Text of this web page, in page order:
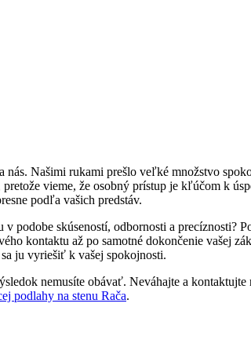
nás. Našimi rukami prešlo veľké množstvo
vieme, že osobný prístup je kľúčom k
podľa vašich predstáv.
v podobe skúseností, odbornosti a precíznosti?
kontaktu až po samotné dokončenie vašej
ju vyriešiť k vašej spokojnosti.
nemusíte obávať. Neváhajte a
podlahy na stenu Rača.